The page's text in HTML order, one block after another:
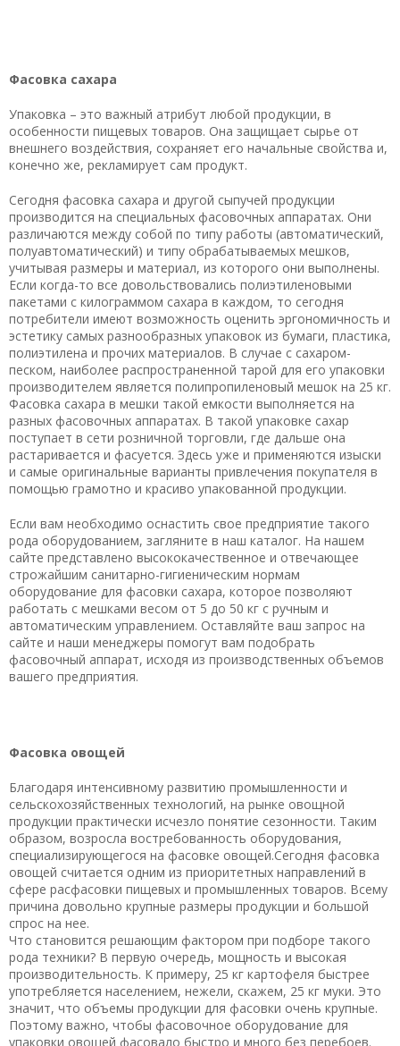
Фасовка сахара
Упаковка – это важный атрибут любой продукции, в
особенности пищевых товаров. Она защищает сырье от
внешнего воздействия, сохраняет его начальные свойства и,
конечно же, рекламирует сам продукт.
Сегодня фасовка сахара и другой сыпучей продукции
производится на специальных фасовочных аппаратах. Они
различаются между собой по типу работы (автоматический,
полуавтоматический) и типу обрабатываемых мешков,
учитывая размеры и материал, из которого они выполнены.
Если когда-то все довольствовались полиэтиленовыми
пакетами с килограммом сахара в каждом, то сегодня
потребители имеют возможность оценить эргономичность и
эстетику самых разнообразных упаковок из бумаги, пластика,
полиэтилена и прочих материалов. В случае с сахаром-
песком, наиболее распространенной тарой для его упаковки
производителем является полипропиленовый мешок на 25 кг.
Фасовка сахара в мешки такой емкости выполняется на
разных фасовочных аппаратах. В такой упаковке сахар
поступает в сети розничной торговли, где дальше она
растаривается и фасуется. Здесь уже и применяются изыски
и самые оригинальные варианты привлечения покупателя в
помощью грамотно и красиво упакованной продукции.
Если вам необходимо оснастить свое предприятие такого
рода оборудованием, загляните в наш каталог. На нашем
сайте представлено высококачественное и отвечающее
строжайшим санитарно-гигиеническим нормам
оборудование для фасовки сахара, которое позволяют
работать с мешками весом от 5 до 50 кг с ручным и
автоматическим управлением. Оставляйте ваш запрос на
сайте и наши менеджеры помогут вам подобрать
фасовочный аппарат, исходя из производственных объемов
вашего предприятия.
Фасовка овощей
Благодаря интенсивному развитию промышленности и
сельскохозяйственных технологий, на рынке овощной
продукции практически исчезло понятие сезонности. Таким
образом, возросла востребованность оборудования,
специализирующегося на фасовке овощей.Сегодня фасовка
овощей считается одним из приоритетных направлений в
сфере расфасовки пищевых и промышленных товаров. Всему
причина довольно крупные размеры продукции и большой
спрос на нее.
Что становится решающим фактором при подборе такого
рода техники? В первую очередь, мощность и высокая
производительность. К примеру, 25 кг картофеля быстрее
употребляется населением, нежели, скажем, 25 кг муки. Это
значит, что объемы продукции для фасовки очень крупные.
Поэтому важно, чтобы фасовочное оборудование для
упаковки овощей фасовало быстро и много без перебоев.